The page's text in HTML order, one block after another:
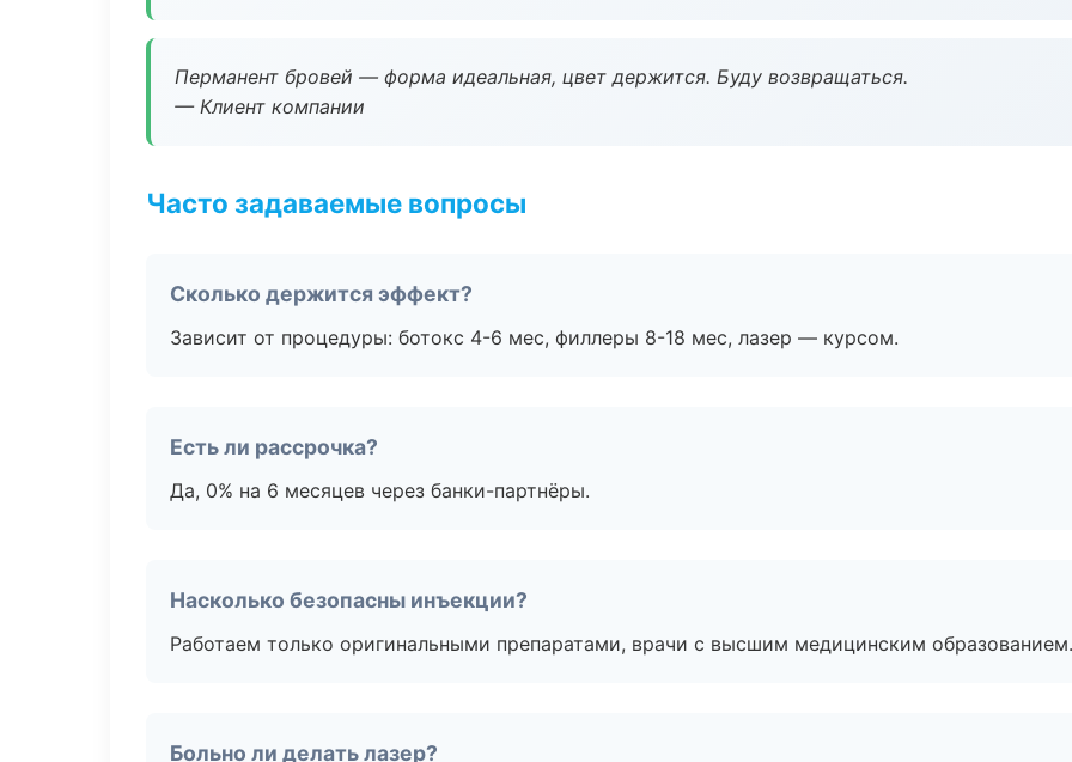
Перманент бровей — форма идеальная, цвет держится. Буду возвращаться.
— Клиент компании
Часто задаваемые вопросы
Сколько держится эффект?
Зависит от процедуры: ботокс 4-6 мес, филлеры 8-18 мес, лазер — курсом.
Есть ли рассрочка?
Да, 0% на 6 месяцев через банки-партнёры.
Насколько безопасны инъекции?
Работаем только оригинальными препаратами, врачи с высшим медицинским образованием.
Больно ли делать лазер?